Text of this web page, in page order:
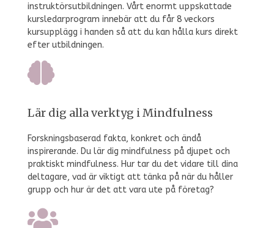
instruktörsutbildningen. Vårt enormt uppskattade
kursledarprogram innebär att du får 8 veckors
kursupplägg i handen så att du kan hålla kurs direkt
efter utbildningen.
Lär dig alla verktyg i Mindfulness
Forskningsbaserad fakta, konkret och ändå
inspirerande. Du lär dig mindfulness på djupet och
praktiskt mindfulness. Hur tar du det vidare till dina
deltagare, vad är viktigt att tänka på när du håller
grupp och hur är det att vara ute på företag?